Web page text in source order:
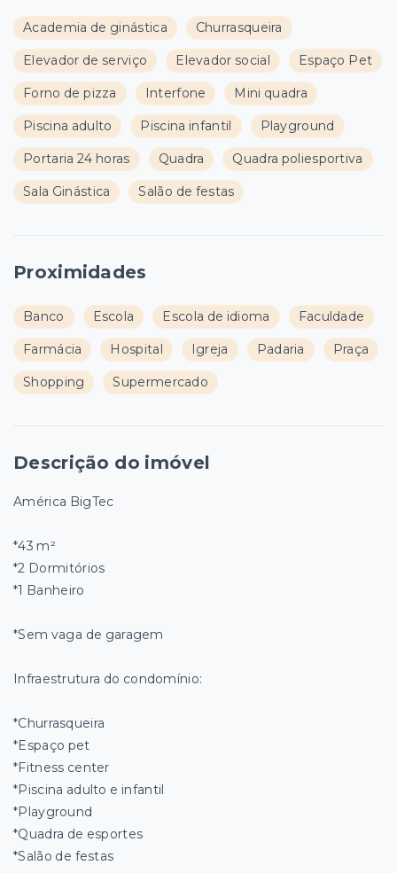
Academia de ginástica Churrasqueira
Elevador de serviço Elevador social Espaço Pet
Forno de pizza Interfone Mini quadra
Piscina adulto Piscina infantil Playground
Portaria 24 horas Quadra Quadra poliesportiva
Sala Ginástica Salão de festas
Proximidades
Banco Escola Escola de idioma Faculdade
Farmácia Hospital Igreja Padaria Praça
Shopping Supermercado
Descrição do imóvel
América BigTec
*43 m²
*2 Dormitórios
*1 Banheiro
*Sem vaga de garagem
Infraestrutura do condomínio:
*Churrasqueira
*Espaço pet
*Fitness center
*Piscina adulto e infantil
*Playground
*Quadra de esportes
*Salão de festas